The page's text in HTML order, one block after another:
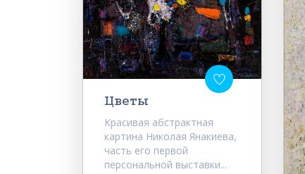
Цветы
Красивая абстрактная
картина Николая Янакиева,
часть его первой
персональной выставки...